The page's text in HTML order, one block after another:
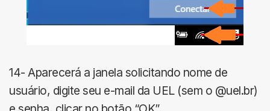
14- Aparecerá a janela solicitando nome de
usuário, digite seu e-mail da UEL (sem o @uel.br)